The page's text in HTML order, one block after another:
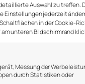
Auswahl zu treffen.
Einstellungen jederzeit
in der Cookie-
unteren Bildschirmrand
Messung der
durch Statistiken oder